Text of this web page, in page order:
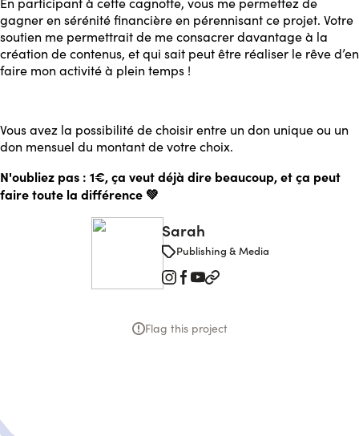
gagner en sérénité financière en pérennisant ce projet. Votre
soutien me permettrait de me consacrer davantage à la
création de contenus, et qui sait peut être réaliser le rêve d’en
faire mon activité à plein temps !
Vous avez la possibilité de choisir entre un don unique ou un
don mensuel du montant de votre choix.
N'oubliez pas : 1€, ça veut déjà dire beaucoup, et ça peut
faire toute la différence 💚
Sarah
Publishing & Media
Flag this project